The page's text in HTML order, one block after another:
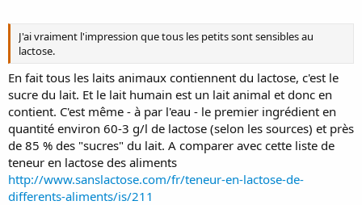
J'ai vraiment l'impression que tous les petits sont sensibles au
lactose.
En fait tous les laits animaux contiennent du lactose, c'est le
sucre du lait. Et le lait humain est un lait animal et donc en
contient. C'est même - à par l'eau - le premier ingrédient en
quantité environ 60-3 g/l de lactose (selon les sources) et près
de 85 % des "sucres" du lait. A comparer avec cette liste de
teneur en lactose des aliments
http://www.sanslactose.com/fr/teneur-en-lactose-de-
differents-aliments/is/211